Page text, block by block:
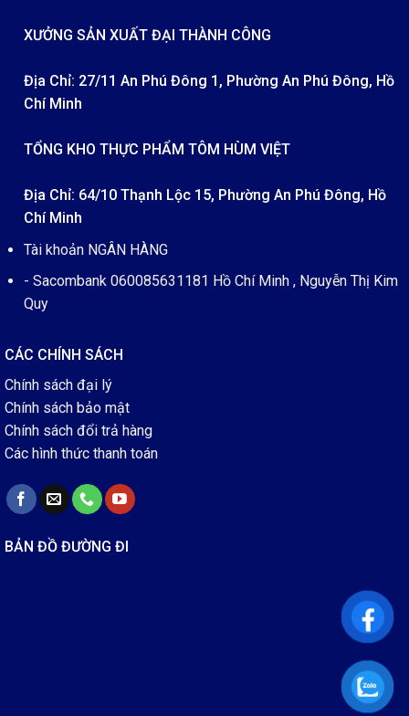
XƯỞNG SẢN XUẤT ĐẠI THÀNH CÔNG
Địa Chỉ: 27/11 An Phú Đông 1, Phường An Phú Đông, Hồ
Chí Minh
TỔNG KHO THỰC PHẨM TÔM HÙM VIỆT
Địa Chỉ: 64/10 Thạnh Lộc 15, Phường An Phú Đông, Hồ
Chí Minh
Tài khoản NGÂN HÀNG
- Sacombank 060085631181 Hồ Chí Minh , Nguyễn Thị Kim
Quy
CÁC CHÍNH SÁCH
Chính sách đại lý
Chính sách bảo mật
Chính sách đổi trả hàng
Các hình thức thanh toán
BẢN ĐỒ ĐƯỜNG ĐI